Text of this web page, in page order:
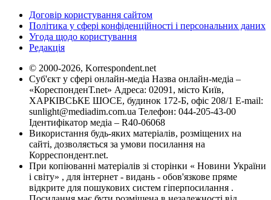
Договір користування сайтом
Політика у сфері конфіденційності і персональних даних
Угода щодо користування
Редакція
© 2000-2026, Korrespondent.net
Суб'єкт у сфері онлайн-медіа Назва онлайн-медіа –
«КореспонденТ.net» Адреса: 02091, місто Київ,
ХАРКІВСЬКЕ ШОСЕ, будинок 172-Б, офіс 208/1 E-mail:
sunlight@mediadim.com.ua Телефон: 044-205-43-00
Ідентифікатор медіа – R40-06068
Використання будь-яких матеріалів, розміщених на
сайті, дозволяється за умови посилання на
Корреспондент.net.
При копіюванні матеріалів зі сторінки « Новини України
і світу» , для інтернет - видань - обов'язкове пряме
відкрите для пошукових систем гіперпосилання .